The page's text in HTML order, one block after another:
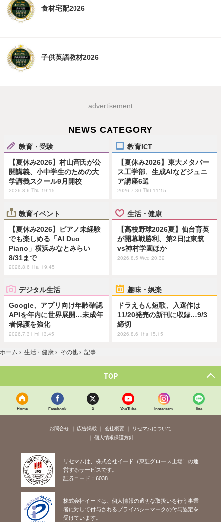
食材宅配2026
子供英語教材2026
advertisement
NEWS CATEGORY
教育・受験
【夏休み2026】村山斉氏が公
開講義、小中学生のための大
学講義スクール9月開校
2026.8.6 Thu 19:15
教育ICT
【夏休み2026】東大メタバー
ス工学部、生成AIなどジュニ
ア講座6選
2026.7.30 Thu 11:15
教育イベント
【夏休み2026】ピアノ未経験
でも楽しめる「AI Duo
Piano」横浜みなとみらい
8/31まで
2026.8.6 Thu 19:45
生活・健康
【高校野球2026夏】仙台育英
が開幕戦勝利、第2日は東筑
vs神村学園ほか
2026.8.5 Wed 20:32
デジタル生活
Google、アプリ向け年齢確認
APIを年内に世界展開…未成年
者保護を強化
2026.7.31 Fri 13:45
趣味・娯楽
ドラえもん短歌、入選作は
11/20発売の新刊に収録…9/3
締切
2026.8.6 Thu 15:15
ホーム › 生活・健康 › その他 › 記事
TOP
Home Facebook X YouTube Instagram line
お問合せ 広告掲載 会社概要
リセマムについて
個人情報保護方針
リセマムは、株式会社イード（東証グロース上場）の運
営するサービスです。
証券コード：6038
株式会社イードは、個人情報の適切な取扱いを行う事業
者に対して付与されるプライバシーマークの付与認定を
受けています。